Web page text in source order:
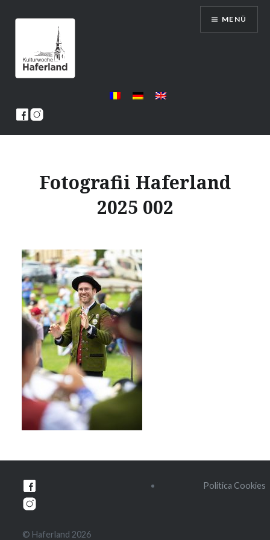
zum
Saptamana Haferland
MENÜ
Fotografii Haferland
2025 002
© Haferland 2026
Politica Cookies